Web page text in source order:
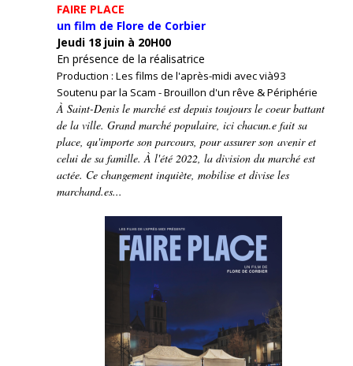
FAIRE PLACE
un film de Flore de Corbier
Jeudi 18 juin à 20H00
En présence de la réalisatrice
Production : Les films de l'après-midi avec vià93
Soutenu par la Scam - Brouillon d'un rêve & Périphérie
À Saint-Denis le marché est depuis toujours le coeur battant
de la ville. Grand marché populaire, ici chacun.e fait sa
place, qu'importe son parcours, pour assurer son avenir et
celui de sa famille. À l'été 2022, la division du marché est
actée. Ce changement inquiète, mobilise et divise les
marchand.es...